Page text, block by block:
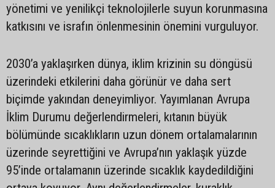
yönetimi ve yenilikçi teknolojilerle suyun korunmasına
katkısını ve israfın önlenmesinin önemini vurguluyor.
2030’a yaklaşırken dünya, iklim krizinin su döngüsü
üzerindeki etkilerini daha görünür ve daha sert
biçimde yakından deneyimliyor. Yayımlanan Avrupa
İklim Durumu değerlendirmeleri, kıtanın büyük
bölümünde sıcaklıkların uzun dönem ortalamalarının
üzerinde seyrettiğini ve Avrupa’nın yaklaşık yüzde
95’inde ortalamanın üzerinde sıcaklık kaydedildiğini